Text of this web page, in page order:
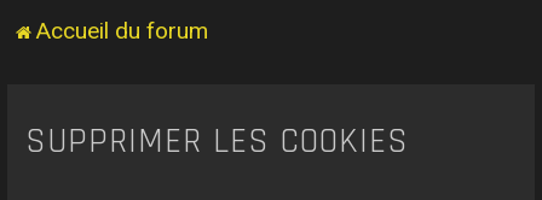
Accueil du forum
SUPPRIMER LES COOKIES